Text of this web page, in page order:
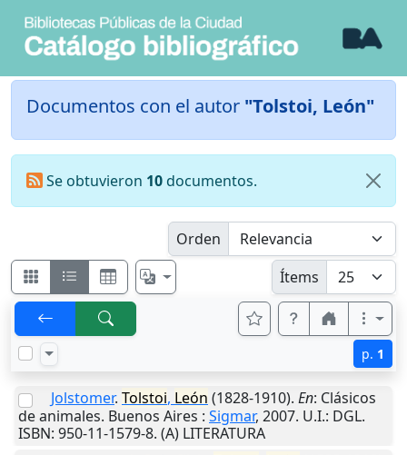
Documentos con el autor "Tolstoi, León"
Se obtuvieron 10documentos.
Orden
Ítems
p. 1
Jolstomer. Tolstoi, León (1828-1910). En: Clásicos
de animales. Buenos Aires : Sigmar, 2007. U.I.: DGL.
ISBN: 950-11-1579-8. (A) LITERATURA